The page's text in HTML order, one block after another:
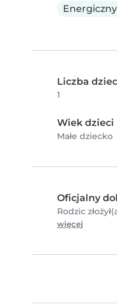
Energiczny
Liczba
1
Wiek dzieci
Małe dziecko
Oficjalny
Rodzic
więcej